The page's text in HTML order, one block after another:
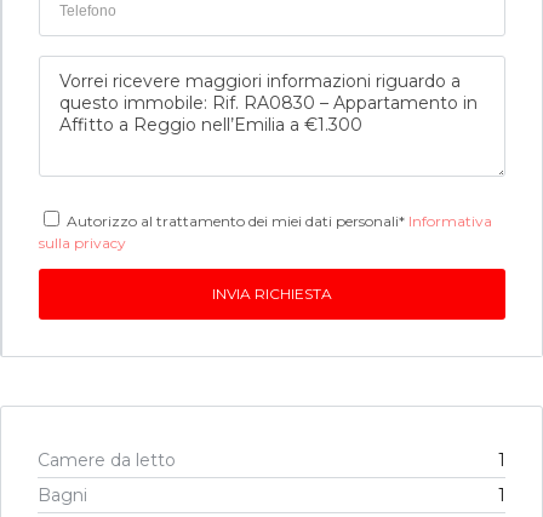
Autorizzo al trattamento dei miei dati personali* Informativa
sulla privacy
Camere da letto
1
Bagni
1